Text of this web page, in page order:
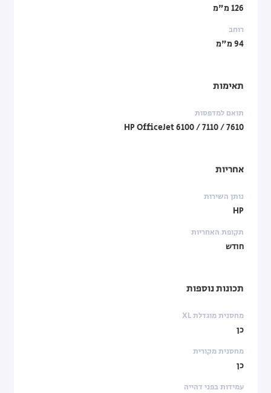
126 מ"מ
רוחב
94 מ"מ
תאימות
תואם למדפסות
HP OfficeJet 6100 / 7110 / 7610
אחריות
נותן השירות
HP
תקופת האחריות
חודש
תכונות נוספות
מחסנית מוגדלת XL
כן
מחסנית מקורית
כן
עמידות בפני דהייה